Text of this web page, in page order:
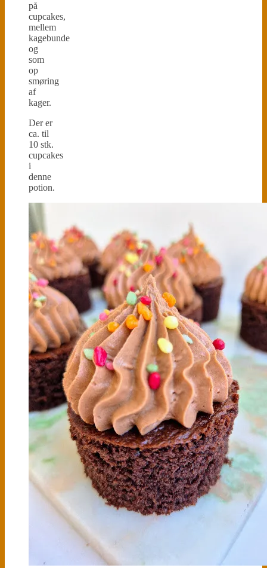
på
cupcakes,
mellem
kagebunde
og
som
op
smøring
af
kager.
Der er
ca. til
10 stk.
cupcakes
i
denne
potion.